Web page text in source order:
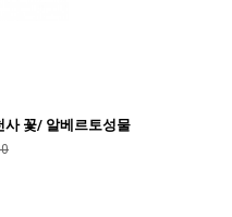
꽃/ 알베르토성물